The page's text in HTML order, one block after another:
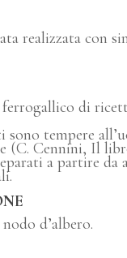
realizzata con
di
tempere
(C. Cennini, Il
a partire da
d’albero.